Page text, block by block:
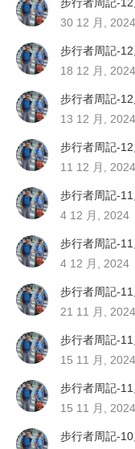
30 12 月, 2024
步行者周記-
18 12 月, 2024
步行者周記-
13 12 月, 2024
步行者周記-
11 12 月, 2024
步行者周記-
4 12 月, 2024
步行者周記-
4 12 月, 2024
步行者周記-
21 11 月, 2024
步行者周記-
15 11 月, 2024
步行者周記-
15 11 月, 2024
步行者周記-